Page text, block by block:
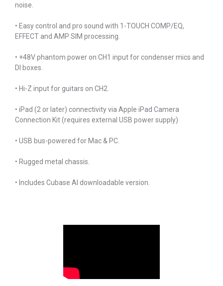
noise.
• Easy control and pro sound with 1-TOUCH COMP/EQ,
EFFECT and AMP SIM processing.
• +48V phantom power on CH1 input for condenser mics and
Dl boxes.
• Hi-Z input for guitars on CH2.
• iPad (2 or later) connectivity via Apple iPad Camera
Connection Kit (requires external USB power supply)
• USB bus-powered for Mac & PC.
• Rugged metal chassis.
• Includes Cubase AI downloadable version.